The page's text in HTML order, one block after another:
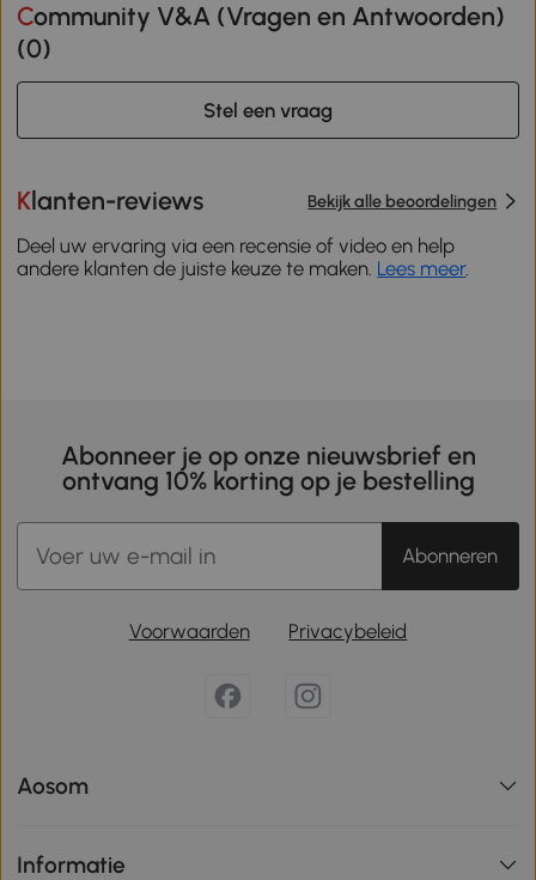
Community V&A (Vragen en Antwoorden)
(0)
Stel een vraag
Klanten-reviews Bekijk alle beoordelingen
Deel uw ervaring via een recensie of video en help
andere klanten de juiste keuze te maken. Lees meer.
Abonneer je op onze nieuwsbrief en
ontvang 10% korting op je bestelling
Abonneren
Voorwaarden Privacybeleid
Aosom
Informatie